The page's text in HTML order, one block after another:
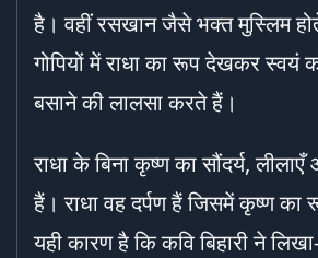
है। वहीं रसखान जैसे भक्त मुस्लिम
गोपियों में राधा का रूप देखकर स्वयं
बसाने की लालसा करते हैं।
राधा के बिना कृष्ण का सौंदर्य,
हैं। राधा वह दर्पण हैं जिसमें कृष्ण
यही कारण है कि कवि बिहारी ने